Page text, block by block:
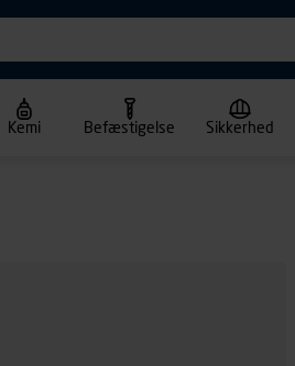
Kemi Befæstigelse Sikkerhed